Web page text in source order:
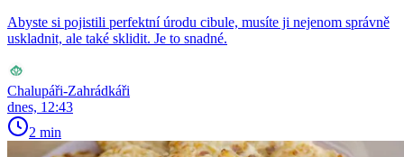
Abyste si pojistili perfektní úrodu cibule, musíte ji nejenom správně
uskladnit, ale také sklidit. Je to snadné.
Chalupáři-Zahrádkáři
dnes, 12:43
2 min